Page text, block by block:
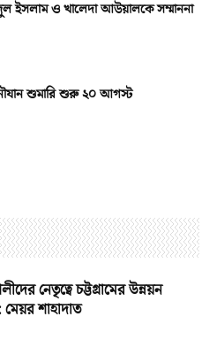
ইসলাম ও খালেদা আউয়ালকে সম্মাননা
শুমারি শুরু ২০ আগস্ট
নেতৃত্বে চট্টগ্রামের উন্নয়ন
শাহাদাত